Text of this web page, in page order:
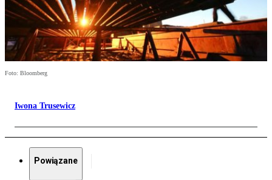
Foto: Bloomberg
Iwona Trusewicz
Powiązane